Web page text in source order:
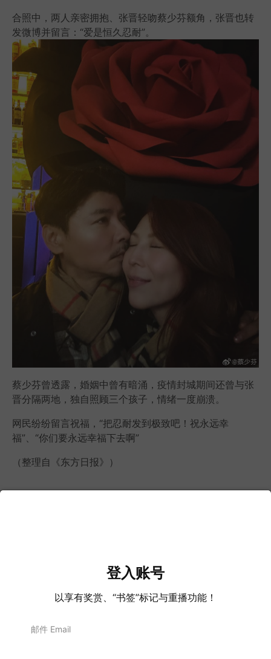
登入账号
以享有奖赏、“书签”标记与重播功能！
邮件 Email
合照中，两人亲密拥抱、张晋轻吻蔡少芬额角，张晋也转
发微博并留言：“爱是恒久忍耐”。
蔡少芬曾透露，婚姻中曾有暗涌，疫情封城期间还曾与张
晋分隔两地，独自照顾三个孩子，情绪一度崩溃。
网民纷纷留言祝福，“把忍耐发到极致吧！祝永远幸
福”、“你们要永远幸福下去啊”
（整理自《东方日报》）
努鲁辞署理主席职 安华：她在蓝眼仍活